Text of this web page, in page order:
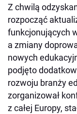
Z chwilą
rozpocząć
funkcjonujących
a zmiany
nowych
podjęto
rozwoju branży
zorganizował
z całej Europy,